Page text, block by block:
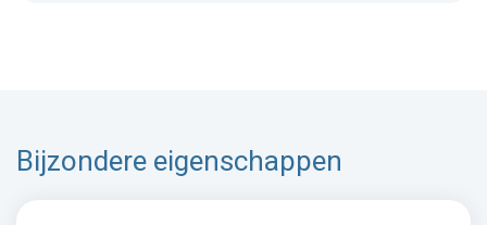
Bijzondere eigenschappen